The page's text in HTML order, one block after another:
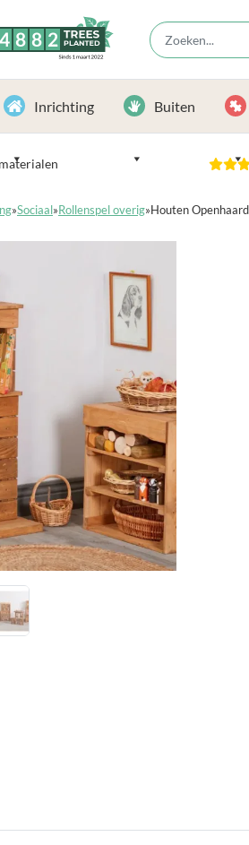
4 8 8 2 TREES
PLANTED
Sinds 1 maart 2022
Inrichting Buiten
»Sociaal » Rollenspel overig» Houten Openhaard